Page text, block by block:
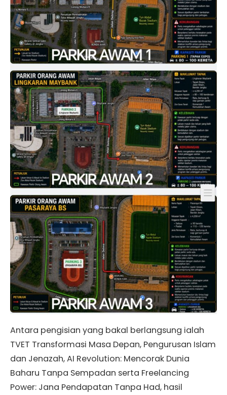
Antara pengisian yang bakal berlangsung ialah
TVET Transformasi Masa Depan, Pengurusan Islam
dan Jenazah, AI Revolution: Mencorak Dunia
Baharu Tanpa Sempadan serta Freelancing
Power: Jana Pendapatan Tanpa Had, hasil